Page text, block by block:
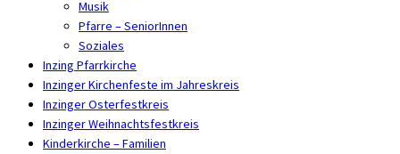
Musik
Pfarre – SeniorInnen
Soziales
Inzing Pfarrkirche
Inzinger Kirchenfeste im Jahreskreis
Inzinger Osterfestkreis
Inzinger Weihnachtsfestkreis
Kinderkirche – Familien